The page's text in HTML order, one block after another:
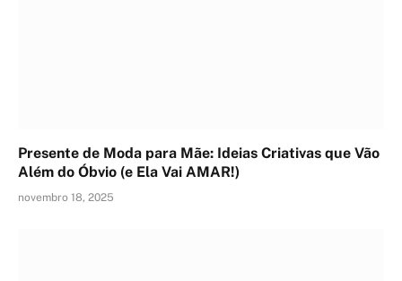
Presente de Moda para Mãe: Ideias Criativas que Vão
Além do Óbvio (e Ela Vai AMAR!)
novembro 18, 2025